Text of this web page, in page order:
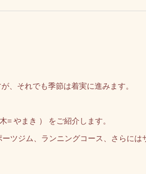
、それでも季節は着実に進みます。
やまき ） をご紹介します。
ツジム、ランニングコース、さらには